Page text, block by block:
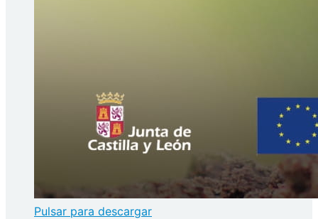
Pulsar para descargar